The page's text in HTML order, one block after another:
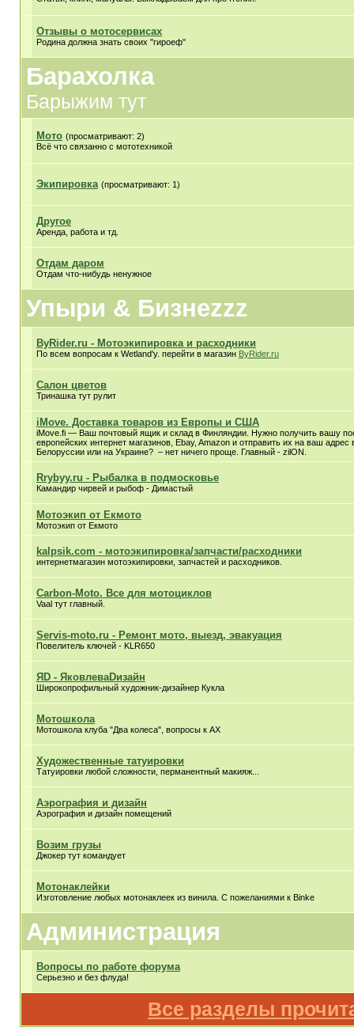
Отзывы о мотосервисах
Родина должна знать своих "гироеф"
Барахолка
Барыжим тут
Мото (просматривают: 2)
Всё что связанно с мототехникой
Экипировка (просматривают: 1)
Другое
Аренда, работа и тд.
Отдам даром
Отдам что-нибудь ненужное
Упыри & Бизнеzzz
ByRider.ru - Мотоэкипировка и расходники
По всем вопросам к Wetland'у. перейти в магазин ByRider.ru
Салон цветов
Тринашка тут рулит
iMove. Доставка товаров из Европы и США
iMove.fi — Ваш почтовый ящик и склад в Финляндии. Нужно получить вашу
европейских интернет магазинов, Ebay, Amazon и отправить их на ваш адрес
Белоруссии или на Украине? – нет ничего проще. Главный - zilON.
Rrybyy.ru - Рыбалка в подмосковье
Камандир чирвей и рыбоф - Димастый
Мотоэкип от Екмото
Мотоэкип от Екмото
kalpsik.com - мотоэкипировка/запчасти/расходники
интернетмагазин мотоэкипировки, запчастей и расходников.
Carbon-Moto. Все для мотоциклов
Vaal тут главный.
Servis-moto.ru - Ремонт мото, выезд, эвакуация
Повелитель ключей - KLR650
ЯD - ЯковлеваDизайн
Широкопрофильный художник-дизайнер Кукла
Мотошкола
Мотошкола клуба "Два колеса", вопросы к АХ
Художественные татуировки
Татуировки любой сложности, перманентный макияж...
Аэрография и дизайн
Аэрография и дизайн помещений
Возим грузы
Джокер тут командует
Мотонаклейки
Изготовление любых мотонаклеек из винила. С пожеланиями к Binke
Администрация
Вопросы по работе форума
Серьезно и без флуда!
Все разделы